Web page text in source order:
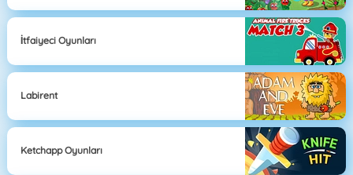
İtfaiyeci Oyunları
Labirent
Ketchapp Oyunları